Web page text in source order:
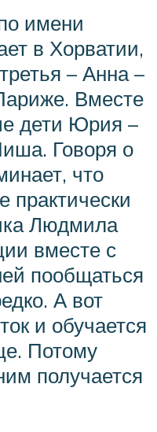
имени
в Хорватии,
– Анна –
Вместе
дети Юрия –
Говоря о
что
практически
Людмила
вместе с
пообщаться
А вот
и обучается
Потому
получается